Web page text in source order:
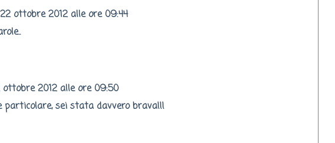
22 ottobre 2012 alle ore 09:44
ottobre 2012 alle ore 09:50
particolare, sei stata davvero brava!!!